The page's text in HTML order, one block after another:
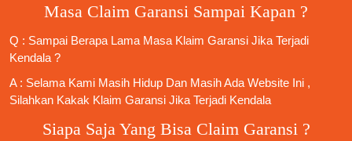
Masa Claim Garansi Sampai Kapan ?
Q : Sampai Berapa Lama Masa Klaim Garansi Jika Terjadi
Kendala ?
A : Selama Kami Masih Hidup Dan Masih Ada Website Ini ,
Silahkan Kakak Klaim Garansi Jika Terjadi Kendala
Siapa Saja Yang Bisa Claim Garansi ?